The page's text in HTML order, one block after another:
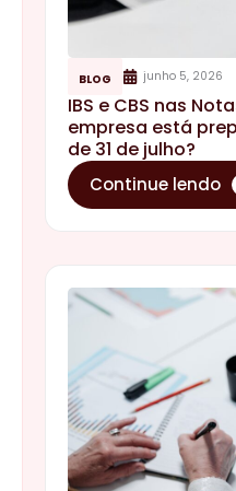
BLOG junho 5, 2026
IBS e CBS nas
empresa está
de 31 de julho?
Continue lendo